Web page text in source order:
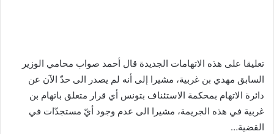
تعليقا على هذه الاتهامات الجديدة قال أحمد صواب محامي الوزير
السابق مهدي بن غربية، مشيرا إلى أنه لم يصدر الى حدّ الآن عن
دائرة الاتهام بمحكمة الاستئناف بتونس أي قرار متعلق باتهام بن
غربية في هذه الجريمة، مشيرا الى عدم وجود أيّ مستجدّات في
القضية…